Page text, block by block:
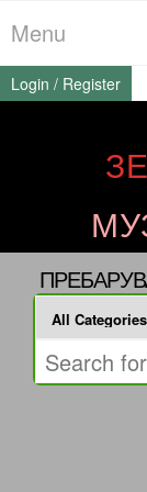
to
the
content
Menu
Login / Register